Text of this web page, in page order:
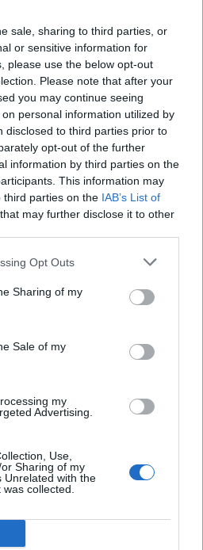
sale, sharing to third parties, or
or sensitive information for
please use the below opt-out
Please note that after your
you may continue seeing
personal information utilized by
disclosed to third parties prior to
opt-out of the further
information by third parties on the
This information may
third parties on the IAB’s List of
that may further disclose it to other
Opt Outs
Sharing of my
Sale of my
my
Advertising.
Use,
Sharing of my
Unrelated with the
collected.
Lars
forskjellige